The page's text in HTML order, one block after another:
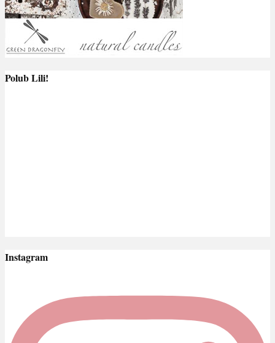
Polub Lili!
Instagram